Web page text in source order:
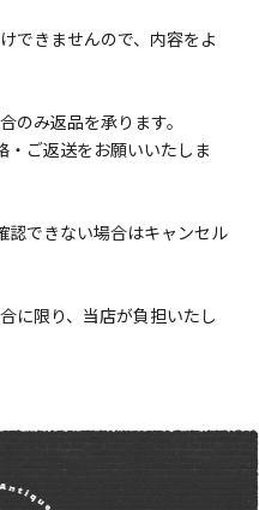
できませんので、内容をよ
のみ返品を承ります。
・ご返送をお願いいたしま
認できない場合はキャンセル
に限り、当店が負担いたし